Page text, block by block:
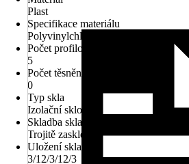
Plast
Specifikace materiálu
Polyvinylchlorid (PVC)
Počet profilových komor
5
Počet těsnění
0
Typ skla
Izolační sklo
Skladba skla
Trojitě zasklené
Uložení skla
3/12/3/12/3